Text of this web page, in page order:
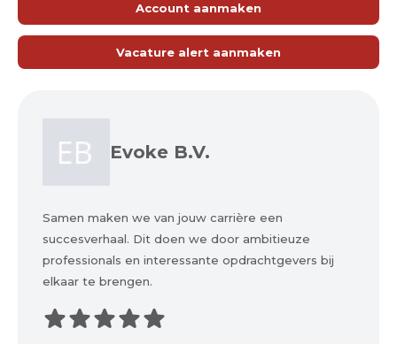
Account aanmaken
Vacature alert aanmaken
Evoke B.V.
Samen maken we van jouw carrière een
succesverhaal. Dit doen we door ambitieuze
professionals en interessante opdrachtgevers bij
elkaar te brengen.